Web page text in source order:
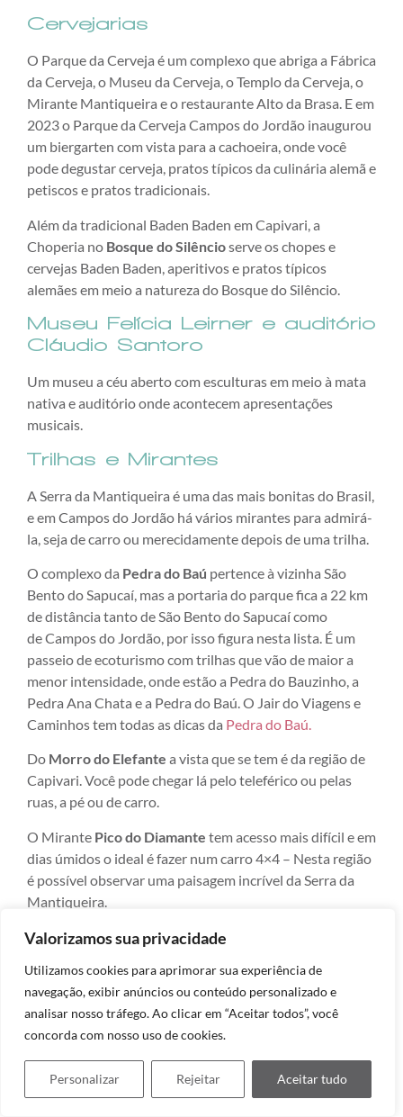
Valorizamos sua privacidade
Utilizamos cookies para aprimorar sua experiência de
navegação, exibir anúncios ou conteúdo personalizado e
analisar nosso tráfego. Ao clicar em “Aceitar todos”, você
concorda com nosso uso de cookies.
Personalizar Rejeitar Aceitar tudo
Cervejarias
O Parque da Cerveja é um complexo que abriga a Fábrica
da Cerveja, o Museu da Cerveja, o Templo da Cerveja, o
Mirante Mantiqueira e o restaurante Alto da Brasa. E em
2023 o Parque da Cerveja Campos do Jordão inaugurou
um biergarten com vista para a cachoeira, onde você
pode degustar cerveja, pratos típicos da culinária alemã e
petiscos e pratos tradicionais.
Além da tradicional Baden Baden em Capivari, a
Choperia no Bosque do Silêncioserve os chopes e
cervejas Baden Baden, aperitivos e pratos típicos
alemães em meio a natureza do Bosque do Silêncio.
Museu Felícia Leirner e auditório
Cláudio Santoro
Um museu a céu aberto com esculturas em meio à mata
nativa e auditório onde acontecem apresentações
musicais.
Trilhas e Mirantes
A Serra da Mantiqueira é uma das mais bonitas do Brasil,
e em Campos do Jordão há vários mirantes para admirá-
la, seja de carro ou merecidamente depois de uma trilha.
O complexo da Pedra do Baú pertence à vizinha São
Bento do Sapucaí, mas a portaria do parque fica a 22 km
de distância tanto de São Bento do Sapucaí como
de Campos do Jordão, por isso figura nesta lista. É um
passeio de ecoturismo com trilhas que vão de maior a
menor intensidade, onde estão a Pedra do Bauzinho, a
Pedra Ana Chata e a Pedra do Baú. O Jair do Viagens e
Caminhos tem todas as dicas da Pedra do Baú.
Do Morro do Elefante a vista que se tem é da região de
Capivari. Você pode chegar lá pelo teleférico ou pelas
ruas, a pé ou de carro.
O Mirante Pico do Diamante tem acesso mais difícil e em
dias úmidos o ideal é fazer num carro 4×4 – Nesta região
é possível observar uma paisagem incrível da Serra da
Mantiqueira.
mas o hotel 4 estrelas que mais parece um castelo da
Alemanha.
Outro mirante que não exige muito esforço físico, mas
pago, é o do Amantikir, com vista para o Vale do Lajeado.